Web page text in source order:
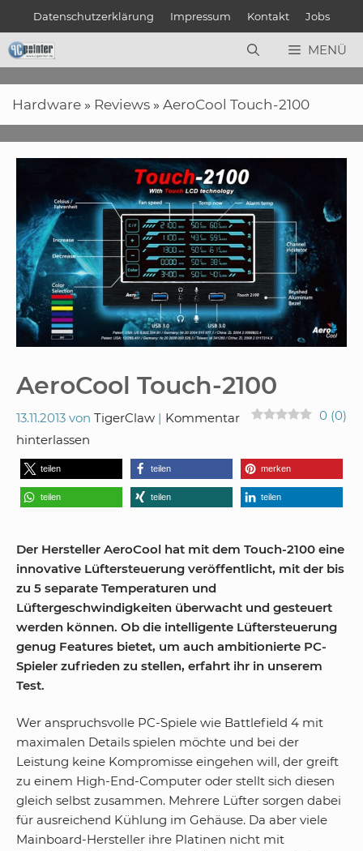
springen
Datenschutzerklärung Impressum Kontakt Jobs
MENÜ
Hardware » Reviews » AeroCool Touch-2100
AeroCool Touch-2100
13.11.2013 von TigerClaw 0 (0)
Kommentar
hinterlassen
teilen teilen merken
teilen teilen teilen
Der Hersteller AeroCool hat mit dem Touch-2100 eine
innovative Lüftersteuerung veröffentlicht, mit der bis
zu 5 separate Temperaturen und
Lüftergeschwindigkeiten überwacht und gesteuert
werden können. Ob die intelligente Lüftersteuerung
genug Features bietet, um auch ambitionierte PC-
Spieler zufrieden zu stellen, erfahrt ihr in unserem
Test.
Wer anspruchsvolle PC-Spiele wie Battlefield 4 mit
maximalen Details spielen möchte und bei der
Leistung keine Kompromisse eingehen will, der greift
zu einem High-End-Computer oder stellt sich diesen
gleich selbst zusammen. Mehrere Lüfter sorgen dabei
für ausreichend Kühlung im Gehäuse. Da aber viele
Mainboard-Hersteller ihre Platinen nicht mit